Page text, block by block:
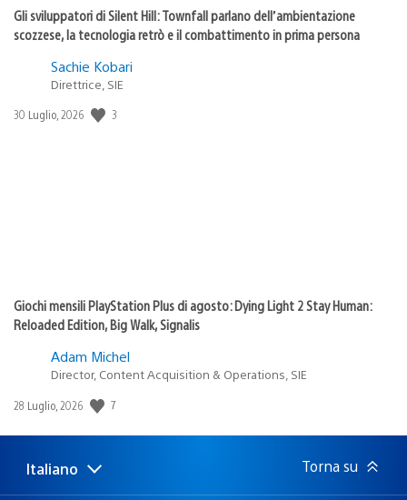
Gli sviluppatori di Silent Hill: Townfall parlano dell’ambientazione
scozzese, la tecnologia retrò e il combattimento in prima persona
Sachie Kobari
Direttrice, SIE
Data
30 Luglio, 2026 3
Giochi mensili PlayStation Plus di agosto: Dying Light 2 Stay Human:
Reloaded Edition, Big Walk, Signalis
Adam Michel
Director, Content Acquisition & Operations, SIE
Data
pubblicazione:
28 Luglio, 2026 7
Seleziona
una
Regione
attuale:
Italiano Torna su